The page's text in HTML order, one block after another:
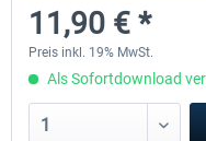
15,47 € *
11,90 € *
Preis inkl. 19% MwSt.
Als Sofortdownload